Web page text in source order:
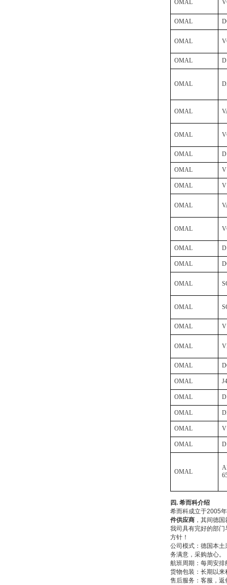
OMAL
OMAL
OMAL
OMAL
OMAL
OMAL
OMAL
OMAL
OMAL
OMAL
OMAL
OMAL
OMAL
OMAL
OMAL
OMAL
OMAL
OMAL
OMAL
OMAL
OMAL
OMAL
OMAL
OMAL
OMAL
四. 希而科介绍
希而科成立于2005
件供应商 ，其间德
我司具有完好的部
方针！
公司模式：德国本
务满意，采购放心。
航班周期：每周安
货物包装：长期以
售后服务：客服，